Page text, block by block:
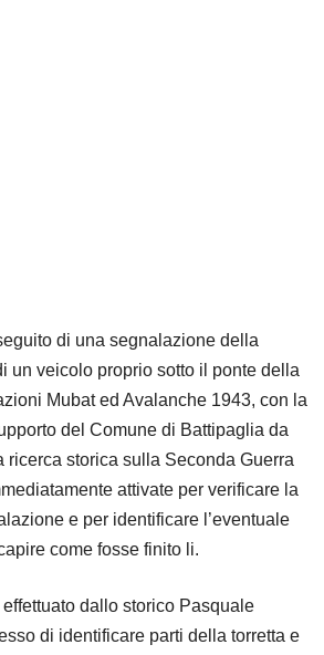
di una segnalazione della
un veicolo proprio sotto il ponte della
Mubat ed Avalanche 1943, con la
del Comune di Battipaglia da
ricerca storica sulla Seconda Guerra
attivate per verificare la
e per identificare l’eventuale
come fosse finito li.
effettuato dallo storico Pasquale
di identificare parti della torretta e